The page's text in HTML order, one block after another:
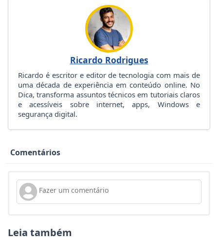
Ricardo Rodrigues
Ricardo é escritor e editor de tecnologia com mais de
uma década de experiência em conteúdo online. No
Dica, transforma assuntos técnicos em tutoriais claros
e acessíveis sobre internet, apps, Windows e
segurança digital.
Comentários
Leia também